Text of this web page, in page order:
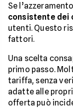
Se
consistente dei
utenti. Questo
fattori.
Una scelta
primo passo.
tariffa, senza
adatte alle
offerta può